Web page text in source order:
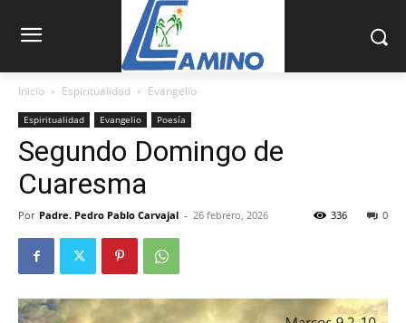
Inicio Espiritualidad Evangelio
Espiritualidad Evangelio Poesía
Segundo Domingo de
Cuaresma
Por Padre. Pedro Pablo Carvajal - 26 febrero, 2026 0
336